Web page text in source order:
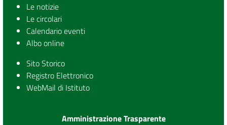
Le notizie
Le circolari
Calendario eventi
Albo online
Sito Storico
Registro Elettronico
WebMail di Istituto
Amministrazione Trasparente